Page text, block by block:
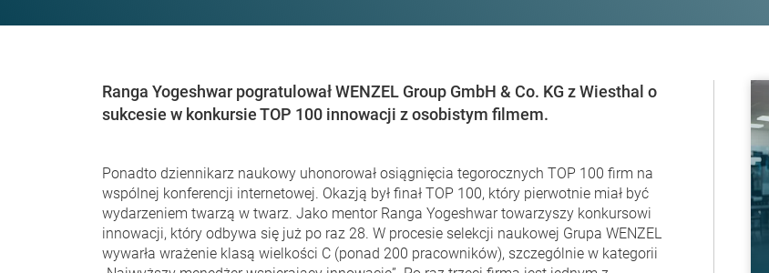
Ranga Yogeshwar pogratulował WENZEL Group GmbH & Co. KG z Wiesthal o
sukcesie w konkursie TOP 100 innowacji z osobistym filmem.
Ponadto dziennikarz naukowy uhonorował osiągnięcia tegorocznych TOP 100 firm na
wspólnej konferencji internetowej. Okazją był finał TOP 100, który pierwotnie miał być
wydarzeniem twarzą w twarz. Jako mentor Ranga Yogeshwar towarzyszy konkursowi
innowacji, który odbywa się już po raz 28. W procesie selekcji naukowej Grupa WENZEL
wywarła wrażenie klasą wielkości C (ponad 200 pracowników), szczególnie w kategorii